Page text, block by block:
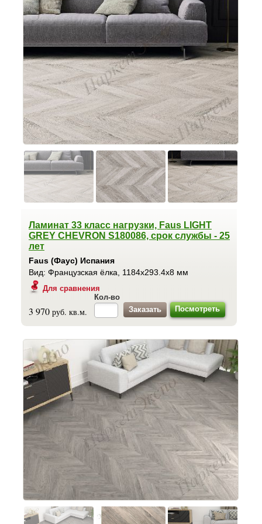
Ламинат 33 класс нагрузки, Faus LIGHT
GREY CHEVRON S180086, срок службы - 25
лет
Faus (Фаус) Испания
Вид: Французская ёлка, 1184x293.4x8 мм
Для сравнения
3 970 руб. кв.м.
Кол-во
Посмотреть